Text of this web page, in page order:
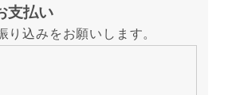
支払い
り込みをお願いします。